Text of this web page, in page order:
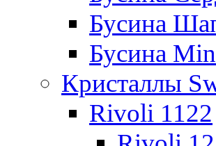
Бусина
Бусина
Кристаллы
Rivoli 1122